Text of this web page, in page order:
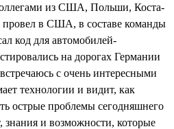
из США, Польши, Коста-
в США, в составе команды
код для автомобилей-
на дорогах Германии
с очень интересными
технологии и видит, как
острые проблемы сегодняшнего
знания и возможности, которые